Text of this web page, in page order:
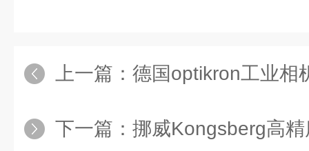
上一篇： 德国optikron工业相机L-series
下一篇： 挪威Kongsberg高精度相对定位参考系